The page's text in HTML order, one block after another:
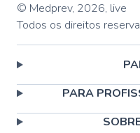
© Medprev, 2026, live
Todos os direitos
PARA